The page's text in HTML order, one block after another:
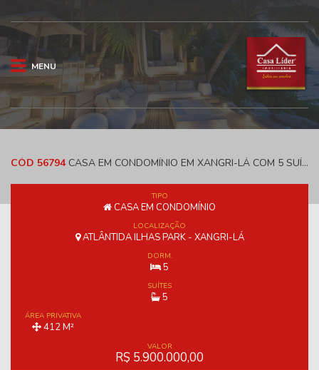
MENU
CÓD 56794CASA EM CONDOMÍNIO EM XANGRI-LÁ COM 5 SUÍTES E 412 M² - ATLÂNTIDA ILHAS PARK
TIPO
CASA EM CONDOMÍNIO
LOCALIZAÇÃO
ATLÂNTIDA ILHAS PARK - XANGRI-LÁ
DORM.
5
SUÍTES
5
ÁREA PRIVATIVA
412 M²
VALOR
R$ 5.900.000,00